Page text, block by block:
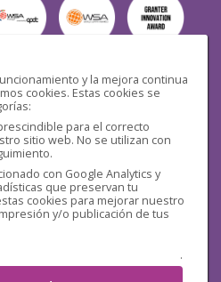
y la mejora continua
cookies. Estas cookies se
para el correcto
sitio web. No se utilizan con
con Google Analytics y
que preservan tu
cookies para mejorar nuestro
y/o publicación de tus
.
sociales